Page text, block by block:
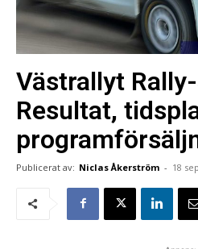
Västrallyt
Resultat,
Publicerat av: Niclas Åkerström - 18